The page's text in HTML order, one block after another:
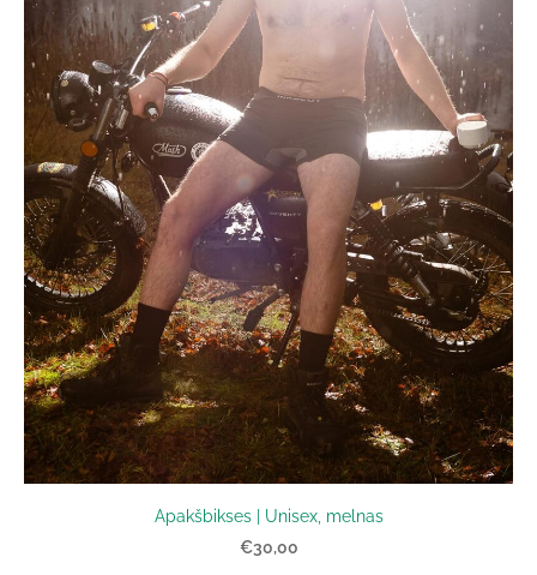
Apakšbikses | Unisex, melnas
€30,00